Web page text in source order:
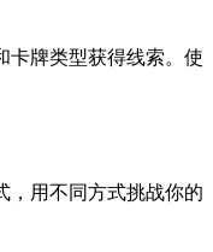
卡牌类型获得线索。使
，用不同方式挑战你的